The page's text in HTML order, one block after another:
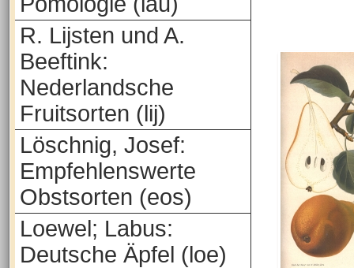
R. Lijsten und A.
Beeftink:
Nederlandsche
Fruitsorten (lij)
Löschnig, Josef:
Empfehlenswerte
Obstsorten (eos)
Loewel; Labus:
Deutsche Äpfel (loe)